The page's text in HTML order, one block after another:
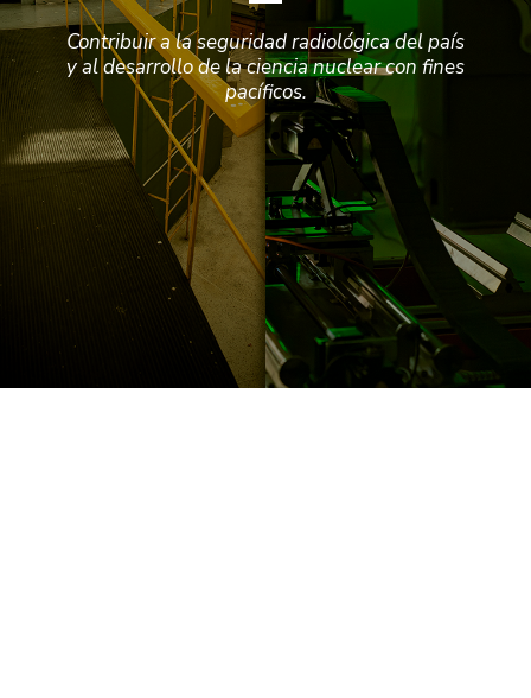
Contribuir a la seguridad radiológica del país
y al desarrollo de la ciencia nuclear con fines
pacíficos.